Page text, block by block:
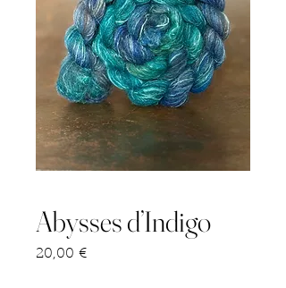
Abysses d’Indigo
20,00 €Prix